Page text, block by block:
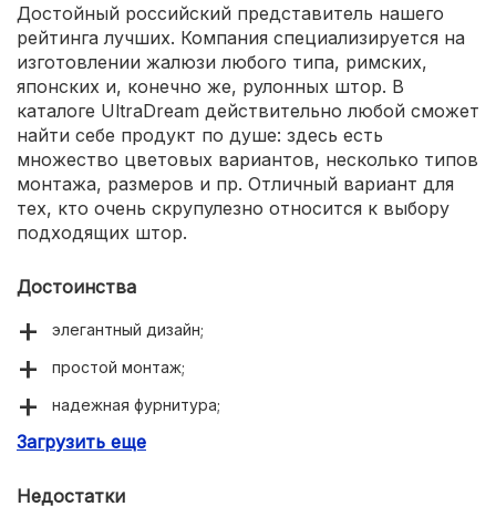
Достойный российский представитель нашего
рейтинга лучших. Компания специализируется на
изготовлении жалюзи любого типа, римских,
японских и, конечно же, рулонных штор. В
каталоге UltraDream действительно любой сможет
найти себе продукт по душе: здесь есть
множество цветовых вариантов, несколько типов
монтажа, размеров и пр. Отличный вариант для
тех, кто очень скрупулезно относится к выбору
подходящих штор.
Достоинства
элегантный дизайн;
простой монтаж;
надежная фурнитура;
разнообразие конструктивных вариаций.
Загрузить еще
Недостатки